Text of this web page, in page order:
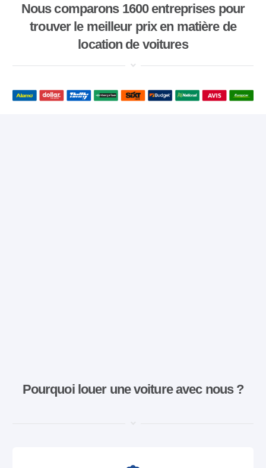
Nous comparons 1600 entreprises pour
trouver le meilleur prix en matière de
location de voitures
Pourquoi louer une voiture avec nous ?